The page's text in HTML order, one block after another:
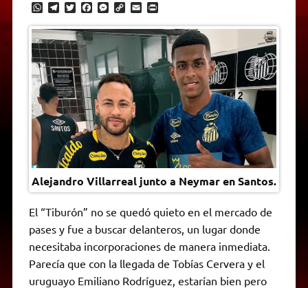
W
a
t
s
A
p
p
T
l
e
g
r
a
m
T
i
t
t
e
r
F
c
e
o
o
k
M
s
e
n
g
e
r
C
p
y
n
k
E
a
i
l
P
i
n
t
F
r
i
e
d
l
Alejandro Villarreal junto a Neymar en Santos.
El “Tiburón” no se quedó quieto en el mercado de
pases y fue a buscar delanteros, un lugar donde
necesitaba incorporaciones de manera inmediata.
Parecía que con la llegada de Tobías Cervera y el
uruguayo Emiliano Rodríguez, estarían bien pero